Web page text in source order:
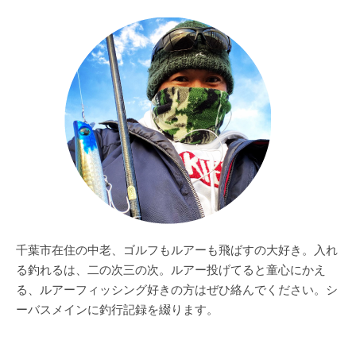
千葉市在住の中老、ゴルフもルアーも飛ばすの大好き。入れ
る釣れるは、二の次三の次。ルアー投げてると童心にかえ
る、ルアーフィッシング好きの方はぜひ絡んでください。シ
ーバスメインに釣行記録を綴ります。